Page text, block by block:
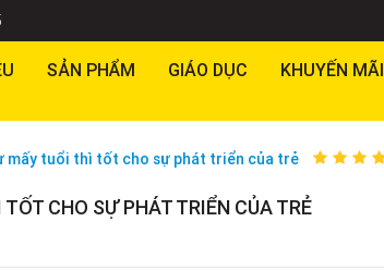
SẢN PHẨM GIÁO DỤC KHUYẾN MÃI
mấy tuổi thì tốt cho sự phát triển của trẻ
CHO SỰ PHÁT TRIỂN CỦA TRẺ